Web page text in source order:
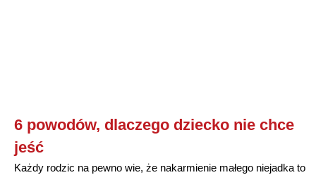
6 powodów, dlaczego dziecko nie chce
jeść
Każdy rodzic na pewno wie, że nakarmienie małego niejadka to